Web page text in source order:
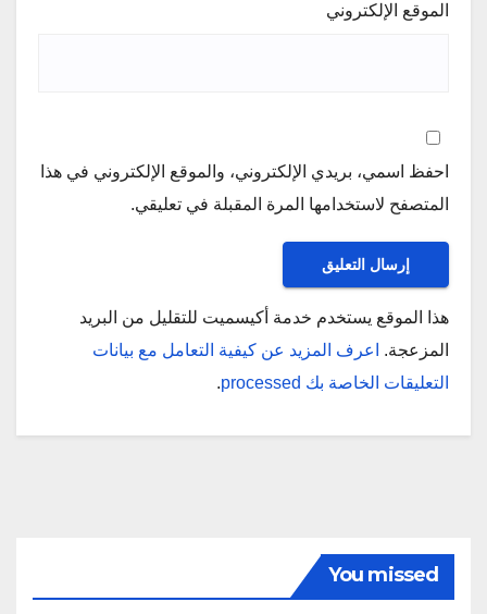
الموقع الإلكتروني
احفظ اسمي، بريدي الإلكتروني، والموقع الإلكتروني في هذا
المتصفح لاستخدامها المرة المقبلة في تعليقي.
هذا الموقع يستخدم خدمة أكيسميت للتقليل من البريد
المزعجة.
اعرف المزيد عن كيفية التعامل مع بيانات
التعليقات الخاصة بك processed
.
You missed